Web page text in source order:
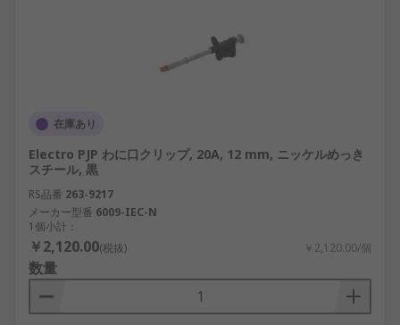
在庫あり
Electro PJP わに口クリップ, 20A, 12 mm, ニッケルめっき
スチール, 黒
RS品番 263-9217
メーカー型番 6009-IEC-N
1個小計：
￥2,120.00(税抜) ￥2,120.00/個
数量